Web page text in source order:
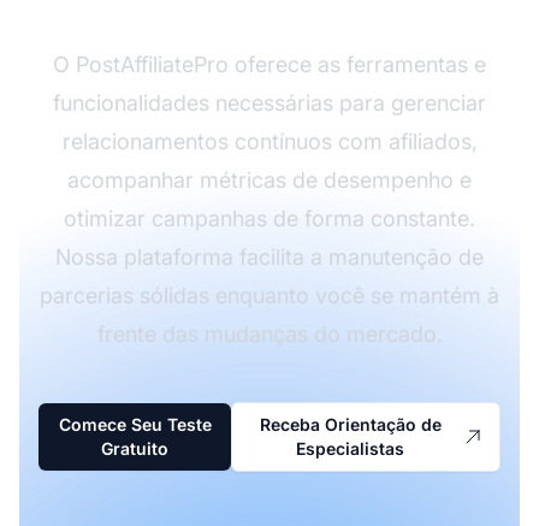
O PostAffiliatePro oferece as ferramentas e
funcionalidades necessárias para gerenciar
relacionamentos contínuos com afiliados,
acompanhar métricas de desempenho e
otimizar campanhas de forma constante.
Nossa plataforma facilita a manutenção de
parcerias sólidas enquanto você se mantém à
frente das mudanças do mercado.
Comece Seu Teste
Gratuito
Receba Orientação de
Especialistas